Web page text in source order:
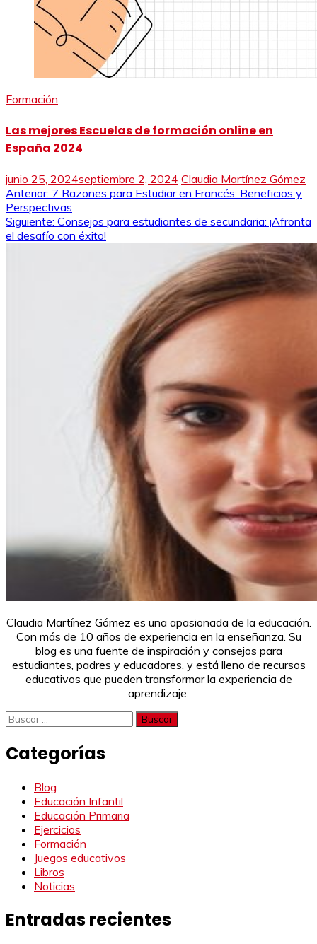
Formación
Las mejores Escuelas de formación online en
España 2024
junio 25, 2024septiembre 2, 2024 Claudia Martínez Gómez
Navegación
de
entradas
Anterior: 7 Razones para Estudiar en Francés: Beneficios y
Perspectivas
Siguiente: Consejos para estudiantes de secundaria: ¡Afronta
el desafío con éxito!
Claudia Martínez Gómez es una apasionada de la educación.
Con más de 10 años de experiencia en la enseñanza. Su
blog es una fuente de inspiración y consejos para
estudiantes, padres y educadores, y está lleno de recursos
educativos que pueden transformar la experiencia de
aprendizaje.
Buscar:
Categorías
Blog
Educación Infantil
Educación Primaria
Ejercicios
Formación
Juegos educativos
Libros
Noticias
Entradas recientes